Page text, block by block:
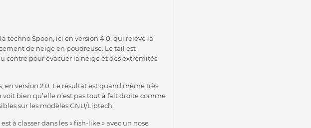
techno Spoon, ici en version 4.0, qui relève la
de neige en poudreuse. Le tail est
centre pour évacuer la neige et des extremités
en version 2.0. Le résultat est quand même très
bien qu’elle n’est pas tout à fait droite comme
sur les modèles GNU/Libtech.
à classer dans les « fish-like » avec un nose